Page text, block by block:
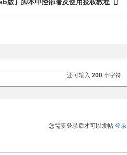
版】脚本中控部署及使用授权教程
还可输入200 个字符
您需要登录后才可以发帖登录